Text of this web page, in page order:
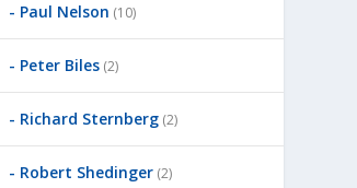
Paul Nelson (10)
Peter Biles (2)
Richard Sternberg (2)
Robert Shedinger (2)